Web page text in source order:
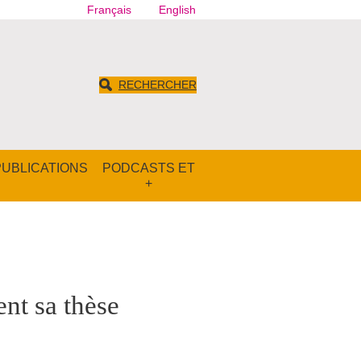
Français English
RECHERCHER
PODCASTS ET
+
sa thèse